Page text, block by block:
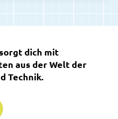
dich mit
aus der Welt der
Technik.